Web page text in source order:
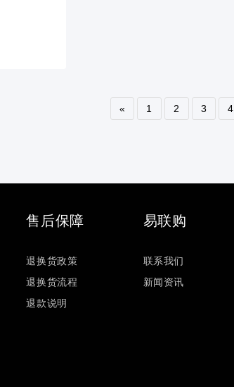
« 1 2 3 4
售后保障
退换货政策
退换货流程
退款说明
易联购
联系我们
新闻资讯